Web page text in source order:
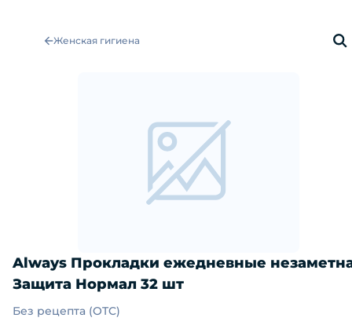
Женская гигиена
Always Прокладки ежедневные
Защита Нормал 32 шт
Always Прокладки ежедневные
Без рецепта (OTC)